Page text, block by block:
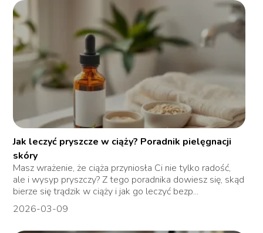
Jak leczyć pryszcze w ciąży? Poradnik pielęgnacji
skóry
Masz wrażenie, że ciąża przyniosła Ci nie tylko radość,
ale i wysyp pryszczy? Z tego poradnika dowiesz się, skąd
bierze się trądzik w ciąży i jak go leczyć bezp...
2026-03-09